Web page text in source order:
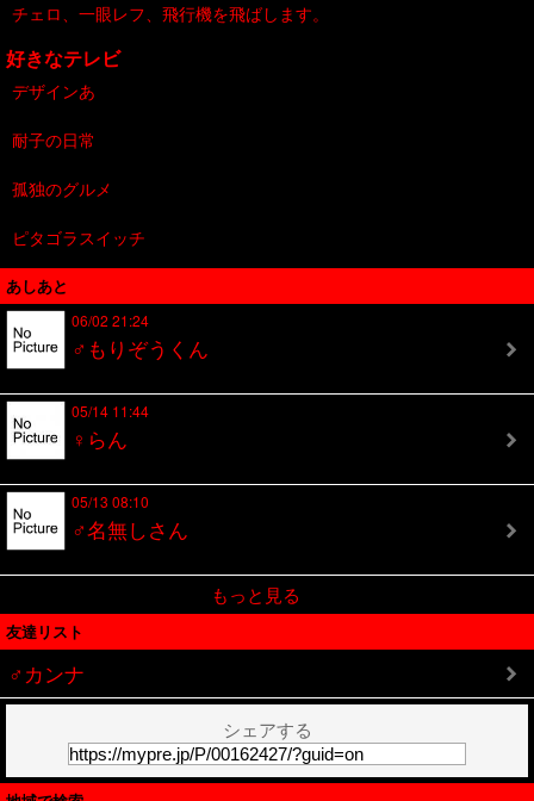
チェロ、一眼レフ、飛行機を飛ばします。
好きなテレビ
デザインあ
耐子の日常
孤独のグルメ
ピタゴラスイッチ
あしあと
06/02 21:24
♂もりぞうくん
05/14 11:44
♀らん
05/13 08:10
♂名無しさん
もっと見る
友達リスト
♂カンナ
シェアする